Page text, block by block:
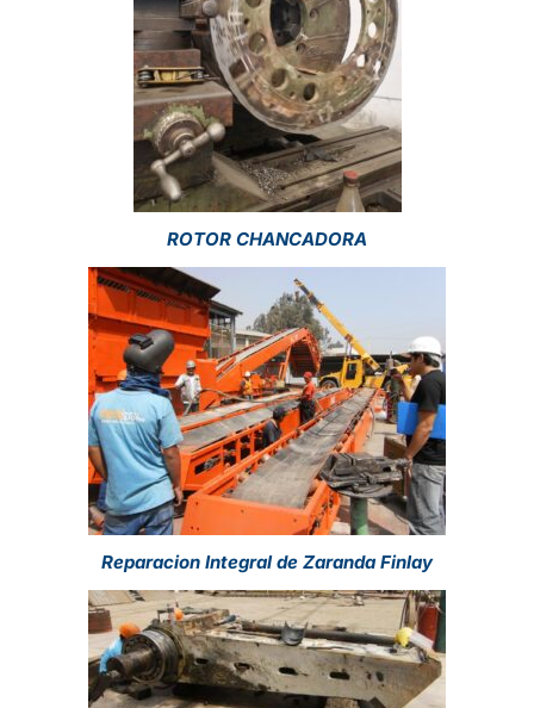
ROTOR CHANCADORA
Reparacion Integral de Zaranda Finlay